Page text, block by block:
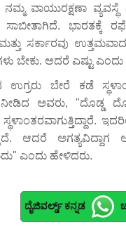
ವಾಯುರಕ್ಷಣಾ ವ್ಯವಸ್ಥೆ
ಸಾಬೀತಾಗಿದೆ.
ಸರ್ಕಾರವು
ಬೇಕು. ಆದರೆ ಎಷ್ಟು ಎಂದು
ಉಗ್ರರು ಬೇರೆ ಕಡೆ
ನೀಡಿದ ಅವರು, "ದೊಡ್ಡ
ಆದರೆ
ಎಂದು ಹೇಳಿದರು.
ದೈಜಿವರ್ಲ್ಡ್ ಕನ್ನಡ